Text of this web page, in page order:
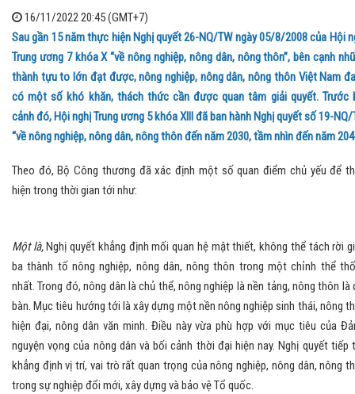
16/11/2022 20:45 (GMT+7)
Sau gần 15 năm thực hiện Nghị quyết 26-NQ/TW ngày 05/8/2008 của Hội
Trung ương 7 khóa X “về nông nghiệp, nông dân, nông thôn”, bên cạnh
thành tựu to lớn đạt được, nông nghiệp, nông dân, nông thôn Việt Nam
có một số khó khăn, thách thức cần được quan tâm giải quyết. Trước
cảnh đó, Hội nghị Trung ương 5 khóa XIII đã ban hành Nghị quyết số 19-NQ/
“về nông nghiệp, nông dân, nông thôn đến năm 2030, tầm nhìn đến năm
Theo đó, Bộ Công thương đã xác định một số quan điểm chủ yếu để
hiện trong thời gian tới như:
Một là,Nghị quyết khẳng định mối quan hệ mật thiết, không thể tách rời
ba thành tố nông nghiệp, nông dân, nông thôn trong một chỉnh thể
nhất. Trong đó, nông dân là chủ thể, nông nghiệp là nền tảng, nông thôn là
bàn. Mục tiêu hướng tới là xây dựng một nền nông nghiệp sinh thái, nông
hiện đại, nông dân văn minh. Điều này vừa phù hợp với mục tiêu của
nguyện vọng của nông dân và bối cảnh thời đại hiện nay. Nghị quyết tiếp
khẳng định vị trí, vai trò rất quan trọng của nông nghiệp, nông dân, nông
trong sự nghiệp đổi mới, xây dựng và bảo vệ Tổ quốc.